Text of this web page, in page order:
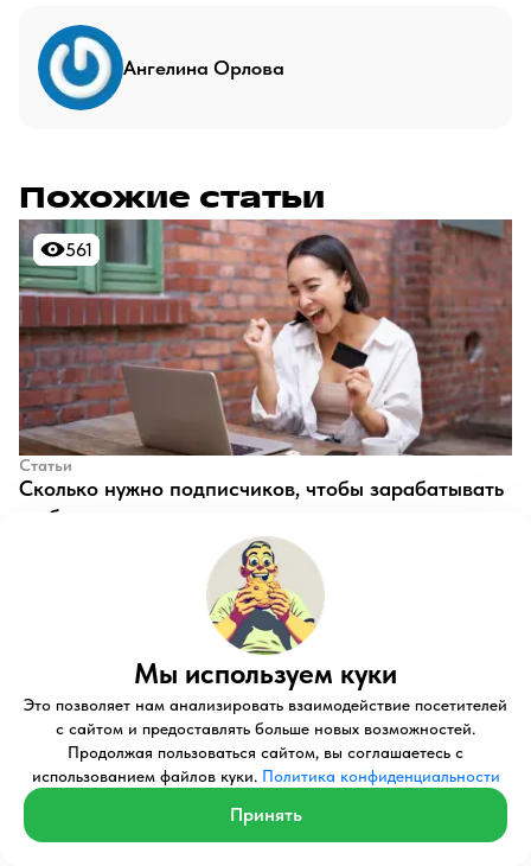
Ангелина Орлова
Похожие статьи
561
561
Статьи
​Сколько нужно подписчиков, чтобы зарабатывать
на блоге
Статьи
​Как вести свой блог в ВК
Михаил Загваздин
Мы используем куки
Это позволяет нам анализировать взаимодействие посетителей
с сайтом и предоставлять больше новых возможностей.
Продолжая пользоваться сайтом, вы соглашаетесь с
использованием файлов куки. Политика конфиденциальности
Принять